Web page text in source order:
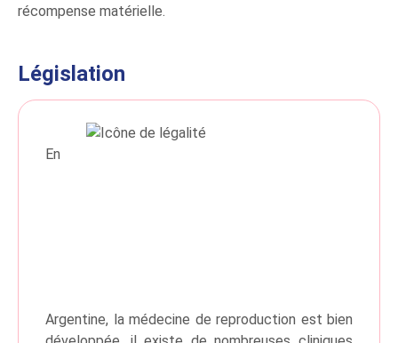
récompense matérielle.
Législation
En
Argentine, la médecine de reproduction est bien